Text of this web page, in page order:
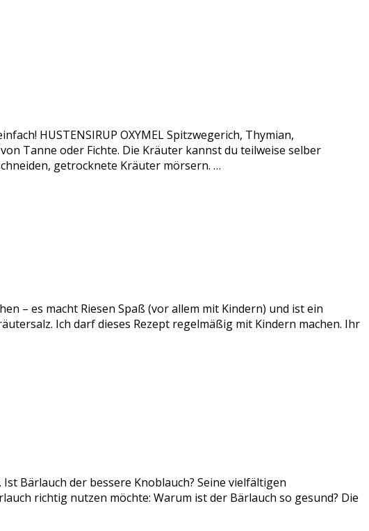
HUSTENSIRUP OXYMEL Spitzwegerich, Thymian,
Tanne oder Fichte. Die Kräuter kannst du teilweise selber
getrocknete Kräuter mörsern. …
– es macht Riesen Spaß (vor allem mit Kindern) und ist ein
Ich darf dieses Rezept regelmäßig mit Kindern machen. Ihr
Bärlauch der bessere Knoblauch? Seine vielfältigen
richtig nutzen möchte: Warum ist der Bärlauch so gesund? Die